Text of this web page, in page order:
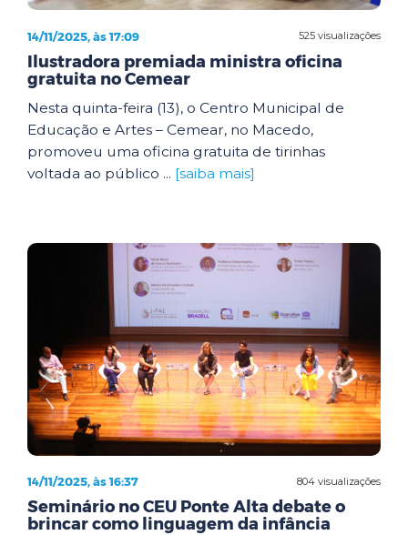
525 visualizações
14/11/2025, às 17:09
Ilustradora premiada ministra oficina
gratuita no Cemear
Nesta quinta-feira (13), o Centro Municipal de
Educação e Artes – Cemear, no Macedo,
promoveu uma oficina gratuita de tirinhas
voltada ao público ... [saiba mais]
804 visualizações
14/11/2025, às 16:37
Seminário no CEU Ponte Alta debate o
brincar como linguagem da infância